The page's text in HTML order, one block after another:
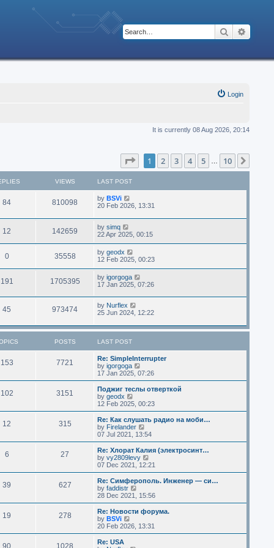
Search
Login
It is currently 08 Aug 2026, 20:14
Page of 10
1 2 3 4 5 10
VIEWS LAST POST
84 810098 by BSVi
20 Feb 2026, 13:31
12 142659 by simq
22 Apr 2025, 00:15
0 35558 by geodx
12 Feb 2025, 00:23
191 1705395 by igorgoga
17 Jan 2025, 07:26
45 973474 by Nurflex
25 Jun 2024, 12:22
POSTS LAST POST
153 7721
Re: SimpleInterrupter
by igorgoga
i
e
w
h
a
t
e
t
p
o
s
t
17 Jan 2025, 07:26
102 3151
Поджиг теслы отверткой
by geodx
i
e
w
t
h
a
t
e
t
p
o
s
t
12 Feb 2025, 00:23
12 315
Re: Как слушать радио на моби…
by Firelander
i
e
w
t
h
a
t
e
t
o
s
07 Jul 2021, 13:54
6 27
Re: Хлорат Калия (электросинт…
by vy2809levy
i
e
w
h
a
t
e
07 Dec 2021, 12:21
39 627
Re: Симферополь. Инженер — си…
by faddistr
e
w
h
28 Dec 2021, 15:56
19 278
Re: Новости форума.
by BSVi
i
e
20 Feb 2026, 13:31
90 1028
Re: USA